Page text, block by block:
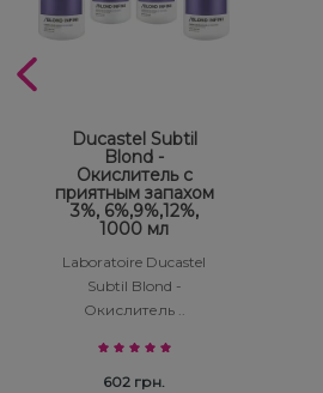
Ducastel Subtil
Blond -
Окислитель с
приятным запахом
3%, 6%,9%,12%,
1000 мл
Laboratoire Ducastel
Subtil Blond -
Окислитель ..
602 грн.